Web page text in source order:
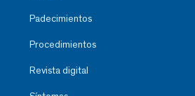
Padecimientos
Procedimientos
Revista digital